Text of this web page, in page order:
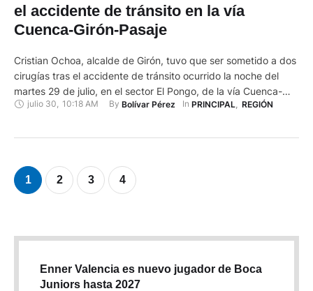
el accidente de tránsito en la vía
Cuenca-Girón-Pasaje
Cristian Ochoa, alcalde de Girón, tuvo que ser sometido a dos
cirugías tras el accidente de tránsito ocurrido la noche del
martes 29 de julio, en el sector El Pongo, de la vía Cuenca-
Girón-Pasaje. Producto del accidente entre un vehículo
tres heridas. Entre los fallecidos se …
julio 30, 10:18 AM By Bolívar Pérez In PRINCIPAL REGIÓN
1 2 3 4
Enner Valencia es nuevo jugador de Boca
Juniors hasta 2027